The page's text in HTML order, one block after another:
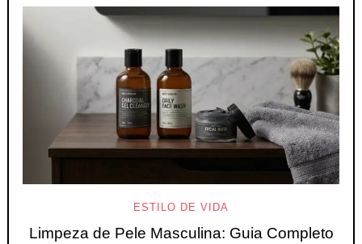
ESTILO DE VIDA
Limpeza de Pele Masculina: Guia Completo